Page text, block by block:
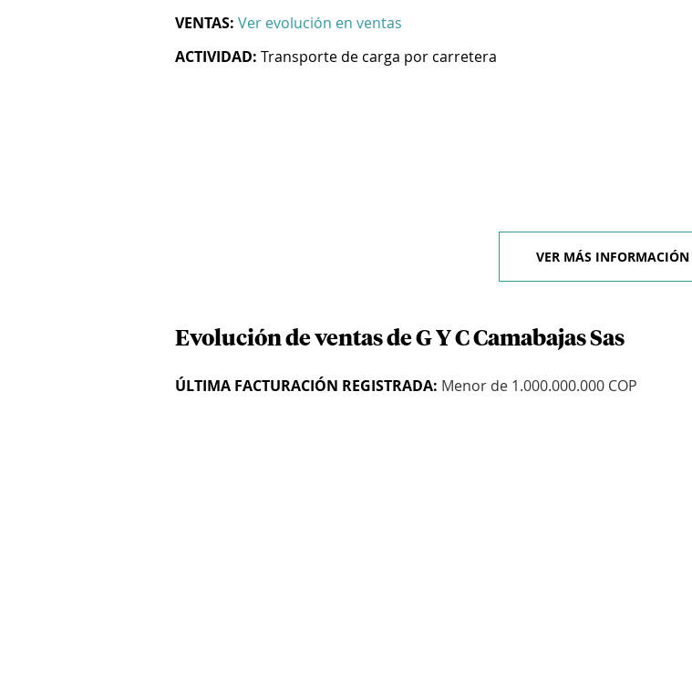
VENTAS: Ver evolución en ventas
ACTIVIDAD: Transporte de carga por carretera
VER MÁS INFORMACIÓN
Evolución de ventas de G Y C Camabajas Sas
ÚLTIMA FACTURACIÓN REGISTRADA: Menor de 1.000.000.000 COP